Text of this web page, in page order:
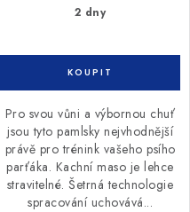
2 dny
Pro svou vůni a výbornou chuť
jsou tyto pamlsky nejvhodnější
právě pro trénink vašeho psího
parťáka. Kachní maso je lehce
stravitelné. Šetrná technologie
spracování uchovává...